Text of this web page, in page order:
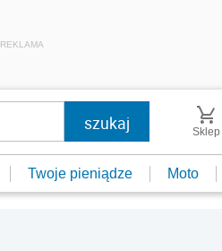
REKLAMA
Sklep
Twoje pieniądze Moto